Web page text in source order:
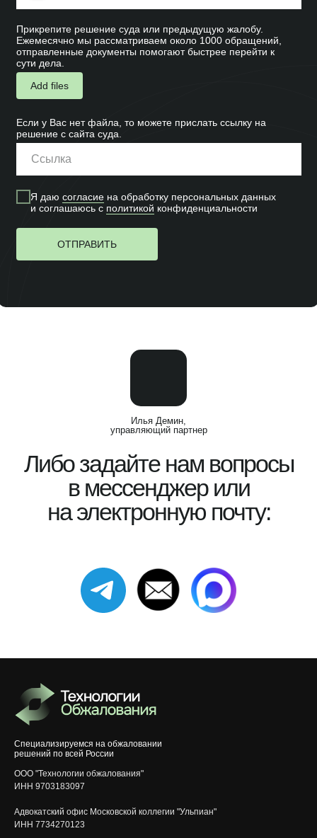
Прикрепите решение суда или предыдущую жалобу.
Ежемесячно мы рассматриваем около 1000 обращений,
отправленные документы помогают быстрее перейти к
сути дела.
Add files
Если у Вас нет файла, то можете прислать ссылку на
решение с сайта суда.
Я даюсогласие на обработку персональных данных
и соглашаюсь c политикой конфиденциальности
ОТПРАВИТЬ
Либо задайте нам вопросы
в мессенджер или
на электронную почту:
Илья Демин,
управляющий партнер
ООО "Технологии обжалования"
ИНН 9703183097
Адвокатский офис Московской коллегии "Ульпиан"
ИНН 7734270123
Специализируемся на обжаловании
решений по всей России